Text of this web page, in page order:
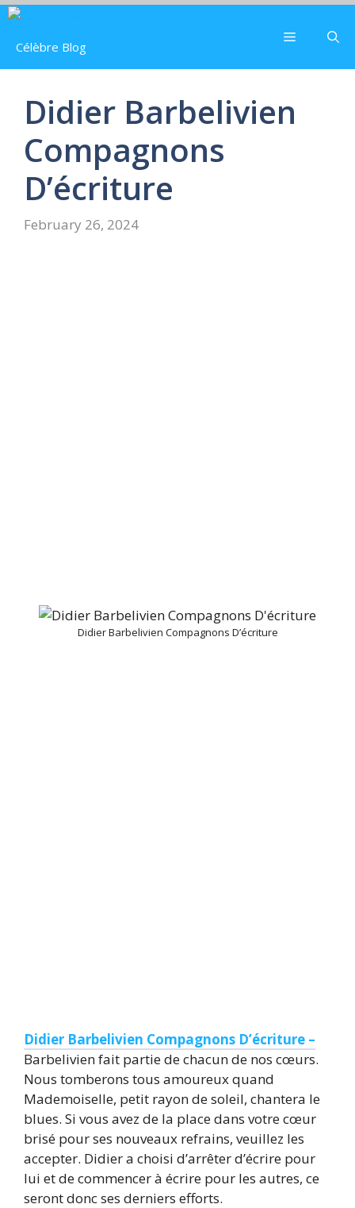
Skip
content
Célèbre Blog
Menu
Didier Barbelivien
Compagnons
D’écriture
February 26, 2024
Didier Barbelivien Compagnons D’écriture
Didier Barbelivien Compagnons D’écriture –
Barbelivien fait partie de chacun de nos cœurs.
Nous tomberons tous amoureux quand
Mademoiselle, petit rayon de soleil, chantera le
blues. Si vous avez de la place dans votre cœur
brisé pour ses nouveaux refrains, veuillez les
accepter. Didier a choisi d’arrêter d’écrire pour
lui et de commencer à écrire pour les autres, ce
seront donc ses derniers efforts.